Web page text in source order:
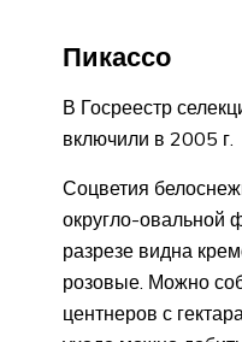
Пикассо
В Госреестр
включили в 2005 г.
Соцветия
округло-овальной
разрезе видна
розовые. Можно
центнеров с